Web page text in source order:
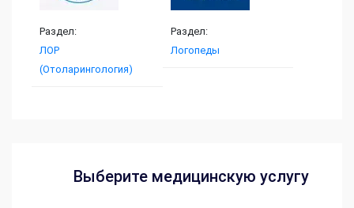
Раздел:
ЛОР
(Отоларингология)
Раздел:
Логопеды
Выберите медицинскую услугу